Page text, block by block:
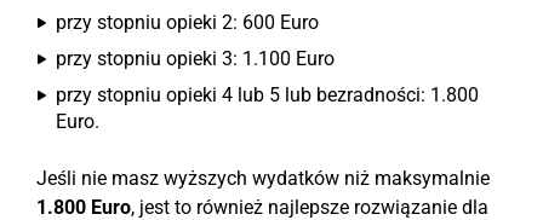
przy stopniu opieki 2: 600 Euro
przy stopniu opieki 3: 1.100 Euro
przy stopniu opieki 4 lub 5 lub bezradności: 1.800
Euro.
Jeśli nie masz wyższych wydatków niż maksymalnie
1.800 Euro, jest to również najlepsze rozwiązanie dla